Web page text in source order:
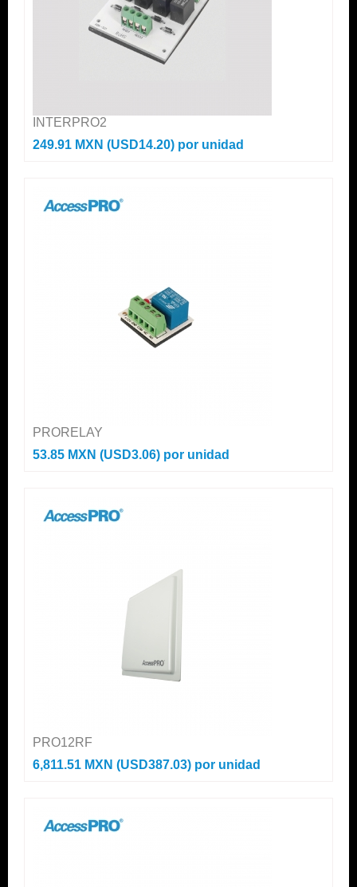
INTERPRO2
249.91 MXN (USD14.20) por unidad
PRORELAY
53.85 MXN (USD3.06) por unidad
PRO12RF
6,811.51 MXN (USD387.03) por unidad